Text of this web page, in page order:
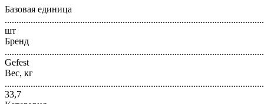
Базовая единица
шт
Бренд
Gefest
Вес, кг
33,7